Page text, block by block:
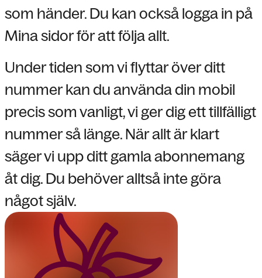
som händer. Du kan också logga in på
Mina sidorför att följa allt.
Under tiden som vi flyttar över ditt
nummer kan du använda din mobil
precis som vanligt, vi ger dig ett tillfälligt
nummer så länge. När allt är klart
säger vi upp ditt gamla abonnemang
åt dig. Du behöver alltså inte göra
något själv.